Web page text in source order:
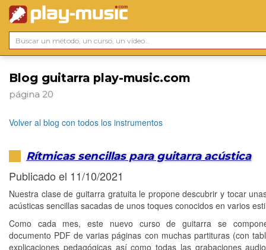
Blog guitarra play-music.com
página 20
Volver al blog con todos los instrumentos
Rítmicas sencillas para guitarra acústica
Publicado el 11/10/2021
Nuestra clase de guitarra gratuita le propone descubrir y tocar
acústicas sencillas sacadas de unos toques conocidos en varios
Como cada mes, este nuevo curso de guitarra se
documento PDF de varias páginas con muchas partituras (con
explicaciones pedagógicas así como todas las grabaciones